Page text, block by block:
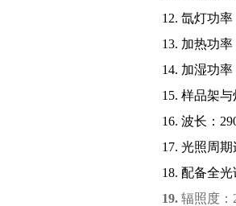
12. 氙灯功率
13. 加热功率
14. 加湿功率
15. 样品架与
16. 波长：
17. 光照周期
18. 配备全光
19. 辐照度：